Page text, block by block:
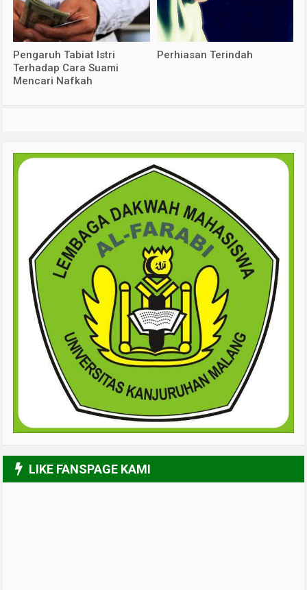
Pengaruh Tabiat Istri
Terhadap Cara Suami
Mencari Nafkah
Perhiasan Terindah
LIKE FANSPAGE KAMI